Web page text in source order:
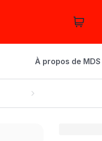
À propos de MDS